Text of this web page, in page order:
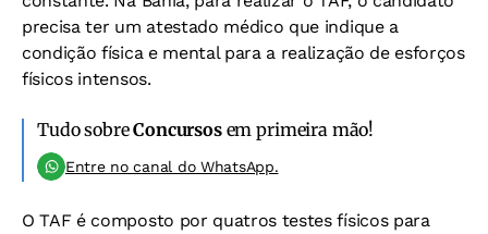
precisa ter um atestado médico que indique a
condição física e mental para a realização de esforços
físicos intensos.
Tudo sobreConcursosem primeira mão!
Entre no canal do WhatsApp.
O TAF é composto por quatros testes físicos para